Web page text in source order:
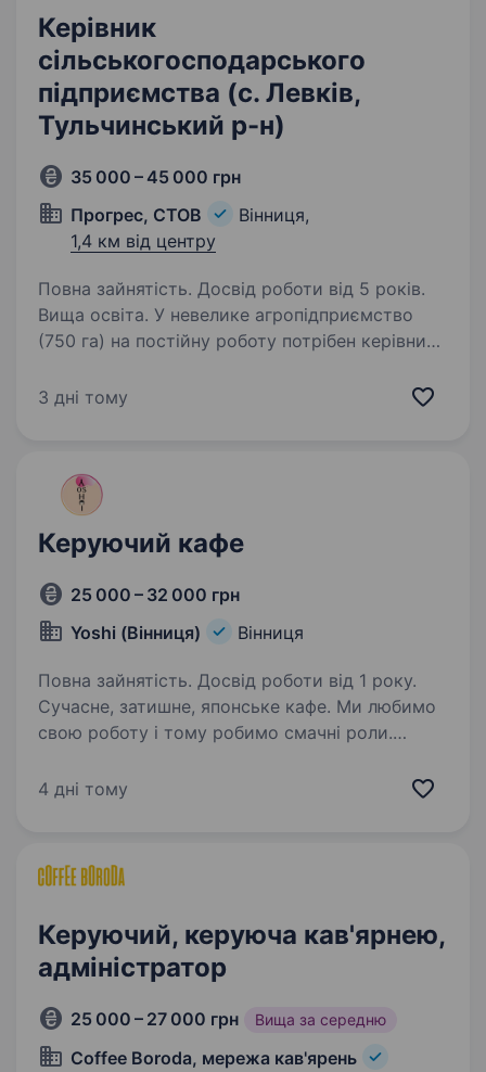
Керівник
сільськогосподарського
підприємства (с. Левків,
Тульчинський р-н)
35 000 – 45 000 грн
Прогрес, СТОВ
Вінниця,
1,4 км від центру
Повна зайнятість. Досвід роботи від 5 років.
Вища освіта. У невелике агропідприємство
(750 га) на постійну роботу потрібен керівник/
підприємства з досвідом роботи не менше 5-
3 дні тому
Керуючий кафе
25 000 – 32 000 грн
Yoshi (Вінниця)
Вінниця
Повна зайнятість. Досвід роботи від 1 року.
Сучасне, затишне, японське кафе. Ми любимо
свою роботу i тому робимо смачнi роли.
у ресторанній сфері на позиції менеджера від
4 дні тому
Керуючий, керуюча кав'ярнею,
адміністратор
25 000 – 27 000 грн Вища за середню
Coffee Boroda, мережа кав'ярень